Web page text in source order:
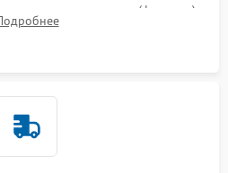
вала в печи (фьюзере).
сканера на загрязнения.